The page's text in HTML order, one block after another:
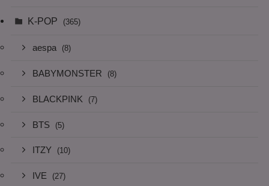
K-POP (365)
aespa (8)
BABYMONSTER (8)
BLACKPINK (7)
BTS (5)
ITZY (10)
IVE (27)